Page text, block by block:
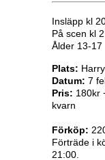
Insläpp kl
På scen kl
Ålder 13-17
Plats:
Datum: 7
Pris: 180kr
kvarn
Förköp:
Förträde i
21:00.